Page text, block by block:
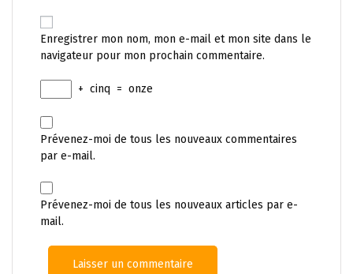
Enregistrer mon nom, mon e-mail et mon site dans le
navigateur pour mon prochain commentaire.
+ cinq = onze
Prévenez-moi de tous les nouveaux commentaires
par e-mail.
Prévenez-moi de tous les nouveaux articles par e-
mail.